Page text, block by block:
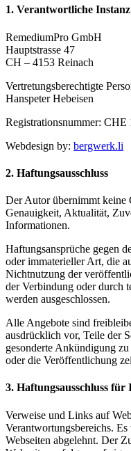
1. Verantwortliche
RemediumPro GmbH
Hauptstrasse 47
CH – 4153 Reinach
Vertretungsberechtigte
Hanspeter Hebeisen
Registrationsnummer: CHE
Webdesign by: bergwerk.li
2. Haftungsausschluss
Der Autor übernimmt
Genauigkeit, Aktualität,
Informationen.
Haftungsansprüche gegen
oder immaterieller Art, die
Nichtnutzung der
der Verbindung oder durch
werden ausgeschlossen.
Alle Angebote sind
ausdrücklich vor, Teile der
gesonderte Ankündigung
oder die Veröffentlichung
3. Haftungsausschluss
Verweise und Links auf
Verantwortungsbereichs.
Webseiten abgelehnt. Der